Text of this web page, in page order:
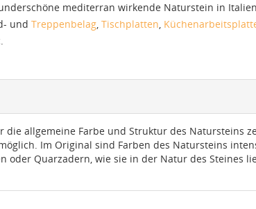
mediterran wirkende Naturstein in
und Treppenbelag, Tischplatten,
die allgemeine Farbe und Struktur des Natursteins
Im Original sind Farben des Natursteins
oder Quarzadern, wie sie in der Natur des Steines